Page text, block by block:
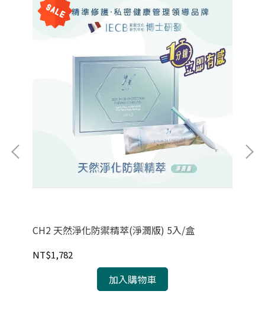
CH2 天然淨化防禦精萃(淨潤版) 5入/盒
NT$1,782
加入購物車